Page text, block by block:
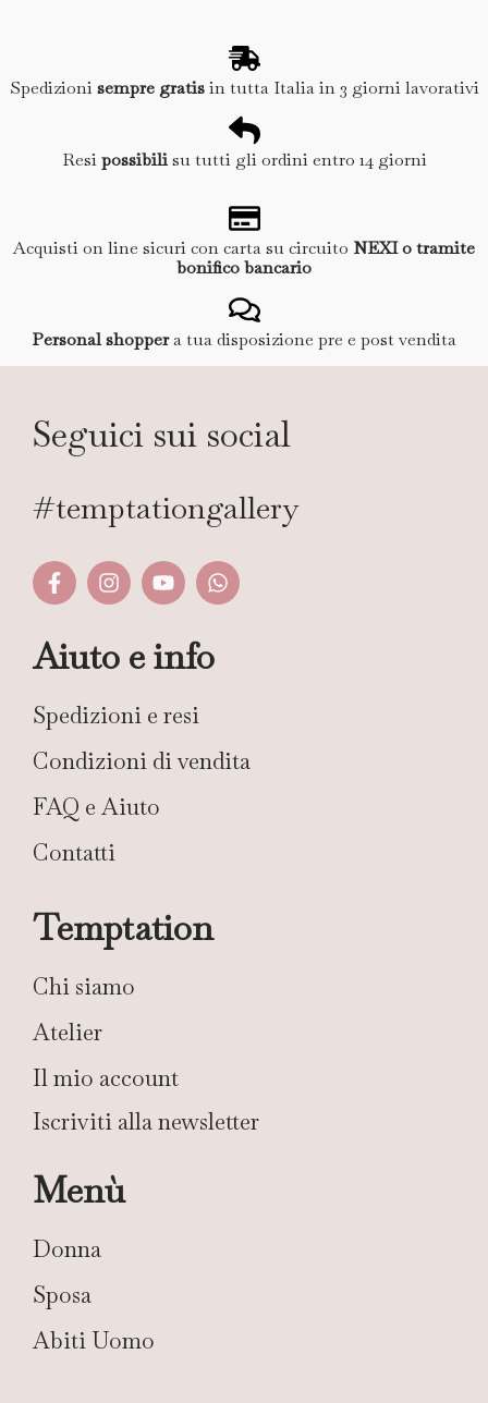
Spedizionisempre gratisin tutta Italia in 3 giorni lavorativi
Resipossibilisu tutti gli ordini entro 14 giorni
Acquisti on line sicuri con carta su circuito NEXI o tramite
bonifico bancario
Personal shoppera tua disposizione pre e post vendita
Seguici sui social
#temptationgallery
Aiuto e info
Spedizioni e resi
Condizioni di vendita
FAQ e Aiuto
Contatti
Temptation
Chi siamo
Atelier
Il mio account
Iscriviti alla newsletter
Menù
Donna
Sposa
Abiti Uomo